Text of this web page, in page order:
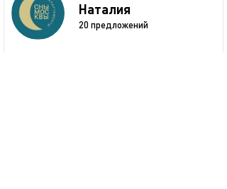
Наталия
20 предложений